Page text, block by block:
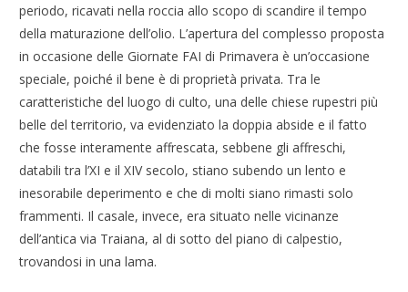
periodo, ricavati nella roccia allo scopo di scandire il tempo
della maturazione dell’olio. L’apertura del complesso proposta
in occasione delle Giornate FAI di Primavera è un’occasione
speciale, poiché il bene è di proprietà privata. Tra le
caratteristiche del luogo di culto, una delle chiese rupestri più
belle del territorio, va evidenziato la doppia abside e il fatto
che fosse interamente affrescata, sebbene gli affreschi,
databili tra l’XI e il XIV secolo, stiano subendo un lento e
inesorabile deperimento e che di molti siano rimasti solo
frammenti. Il casale, invece, era situato nelle vicinanze
dell’antica via Traiana, al di sotto del piano di calpestio,
trovandosi in una lama.